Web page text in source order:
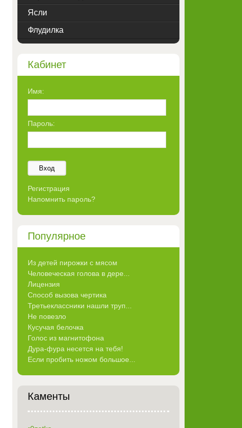
Ясли
Флудилка
Кабинет
Имя:
Пароль:
Вход
Регистрация
Напомнить пароль?
Популярное
Из детей пирожки с мясом
Человеческая голова в дере...
Лицензия
Способ вызова чертика
Третьеклассники нашли труп...
Не повезло
Кусучая белочка
Голос из магнитофона
Дура-фура несется на тебя!
Если пробить ножом большое...
Каменты